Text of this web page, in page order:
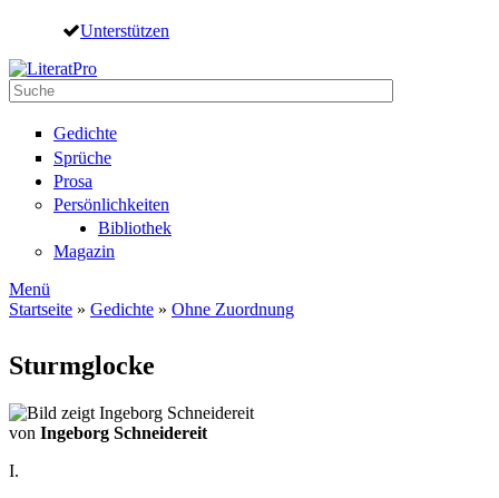
Direkt zum Inhalt
Unterstützen
Suche
Gedichte
Sprüche
Prosa
Persönlichkeiten
Bibliothek
Magazin
Menü
Startseite » Gedichte » Ohne Zuordnung
Sturmglocke
von Ingeborg Schneidereit
I.